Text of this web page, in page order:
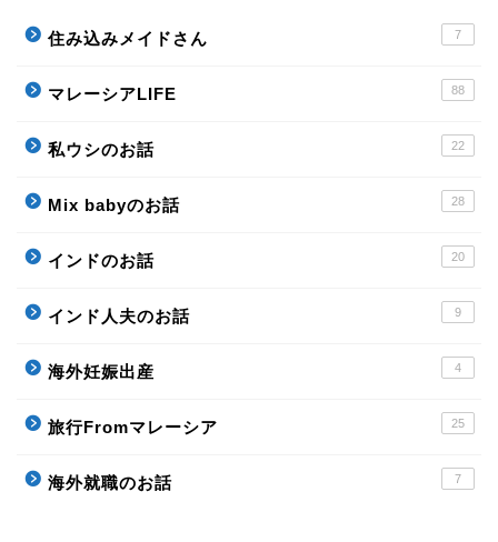
住み込みメイドさん 7
マレーシアLIFE 88
私ウシのお話 22
Mix babyのお話 28
インドのお話 20
インド人夫のお話 9
海外妊娠出産 4
旅行Fromマレーシア 25
海外就職のお話 7